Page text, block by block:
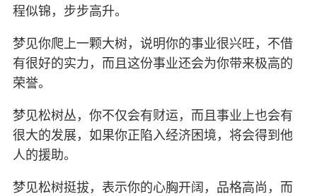
程似锦，步步高升。
梦见你爬上一颗大树，说明你的事业很兴旺，不借
有很好的实力，而且这份事业还会为你带来极高的
荣誉。
梦见松树丛，你不仅会有财运，而且事业上也会有
很大的发展，如果你正陷入经济困境，将会得到他
人的援助。
梦见松树挺拔，表示你的心胸开阔，品格高尚，而